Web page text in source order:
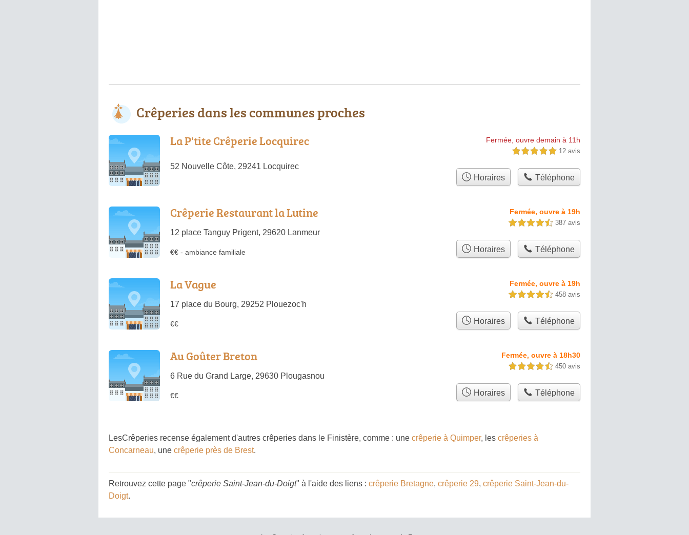
Crêperies dans les communes proches
La P'tite Crêperie Locquirec
52 Nouvelle Côte, 29241 Locquirec
Fermée, ouvre demain à 11h
5,0 étoiles sur 5 12 avis
Horaires Téléphone
Crêperie Restaurant la Lutine
12 place Tanguy Prigent, 29620 Lanmeur
Fermée, ouvre à 19h
4,5 étoiles sur 5 387 avis
€€ - ambiance familiale Horaires Téléphone
La Vague
17 place du Bourg, 29252 Plouezoc'h
Fermée, ouvre à 19h
4,5 étoiles sur 5 458 avis
€€ Horaires Téléphone
Au Goûter Breton
6 Rue du Grand Large, 29630 Plougasnou
Fermée, ouvre à 18h30
4,5 étoiles sur 5 450 avis
€€ Horaires Téléphone
LesCrêperies recense également d'autres crêperies dans le Finistère, comme : une crêperie à Quimper, les crêperies à
Concarneau, une crêperie près de Brest.
Retrouvez cette page "crêperie Saint-Jean-du-Doigt" à l'aide des liens : crêperie Bretagne, crêperie 29, crêperie Saint-Jean-du-
Doigt.